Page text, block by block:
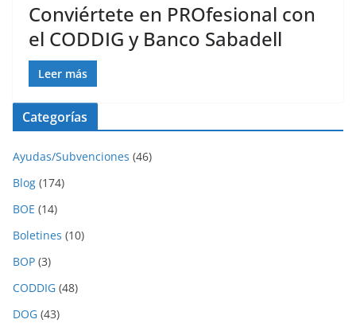
Conviértete en PROfesional con
el CODDIG y Banco Sabadell
Leer más
Categorías
Ayudas/Subvenciones (46)
Blog (174)
BOE (14)
Boletines (10)
BOP (3)
CODDIG (48)
DOG (43)